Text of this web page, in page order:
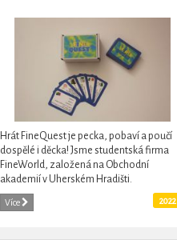
Hrát FineQuest je pecka, pobaví a poučí
dospělé i děcka! Jsme studentská firma
FineWorld, založená na Obchodní
akademií v Uherském Hradišti.
Více 2022